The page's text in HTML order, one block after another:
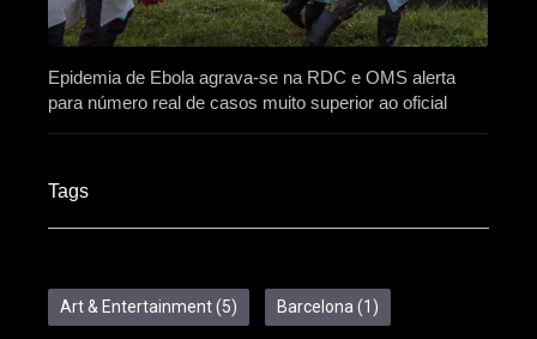
Epidemia de Ebola agrava-se na RDC e OMS alerta
para número real de casos muito superior ao oficial
Tags
Art & Entertainment(5) Barcelona (1)